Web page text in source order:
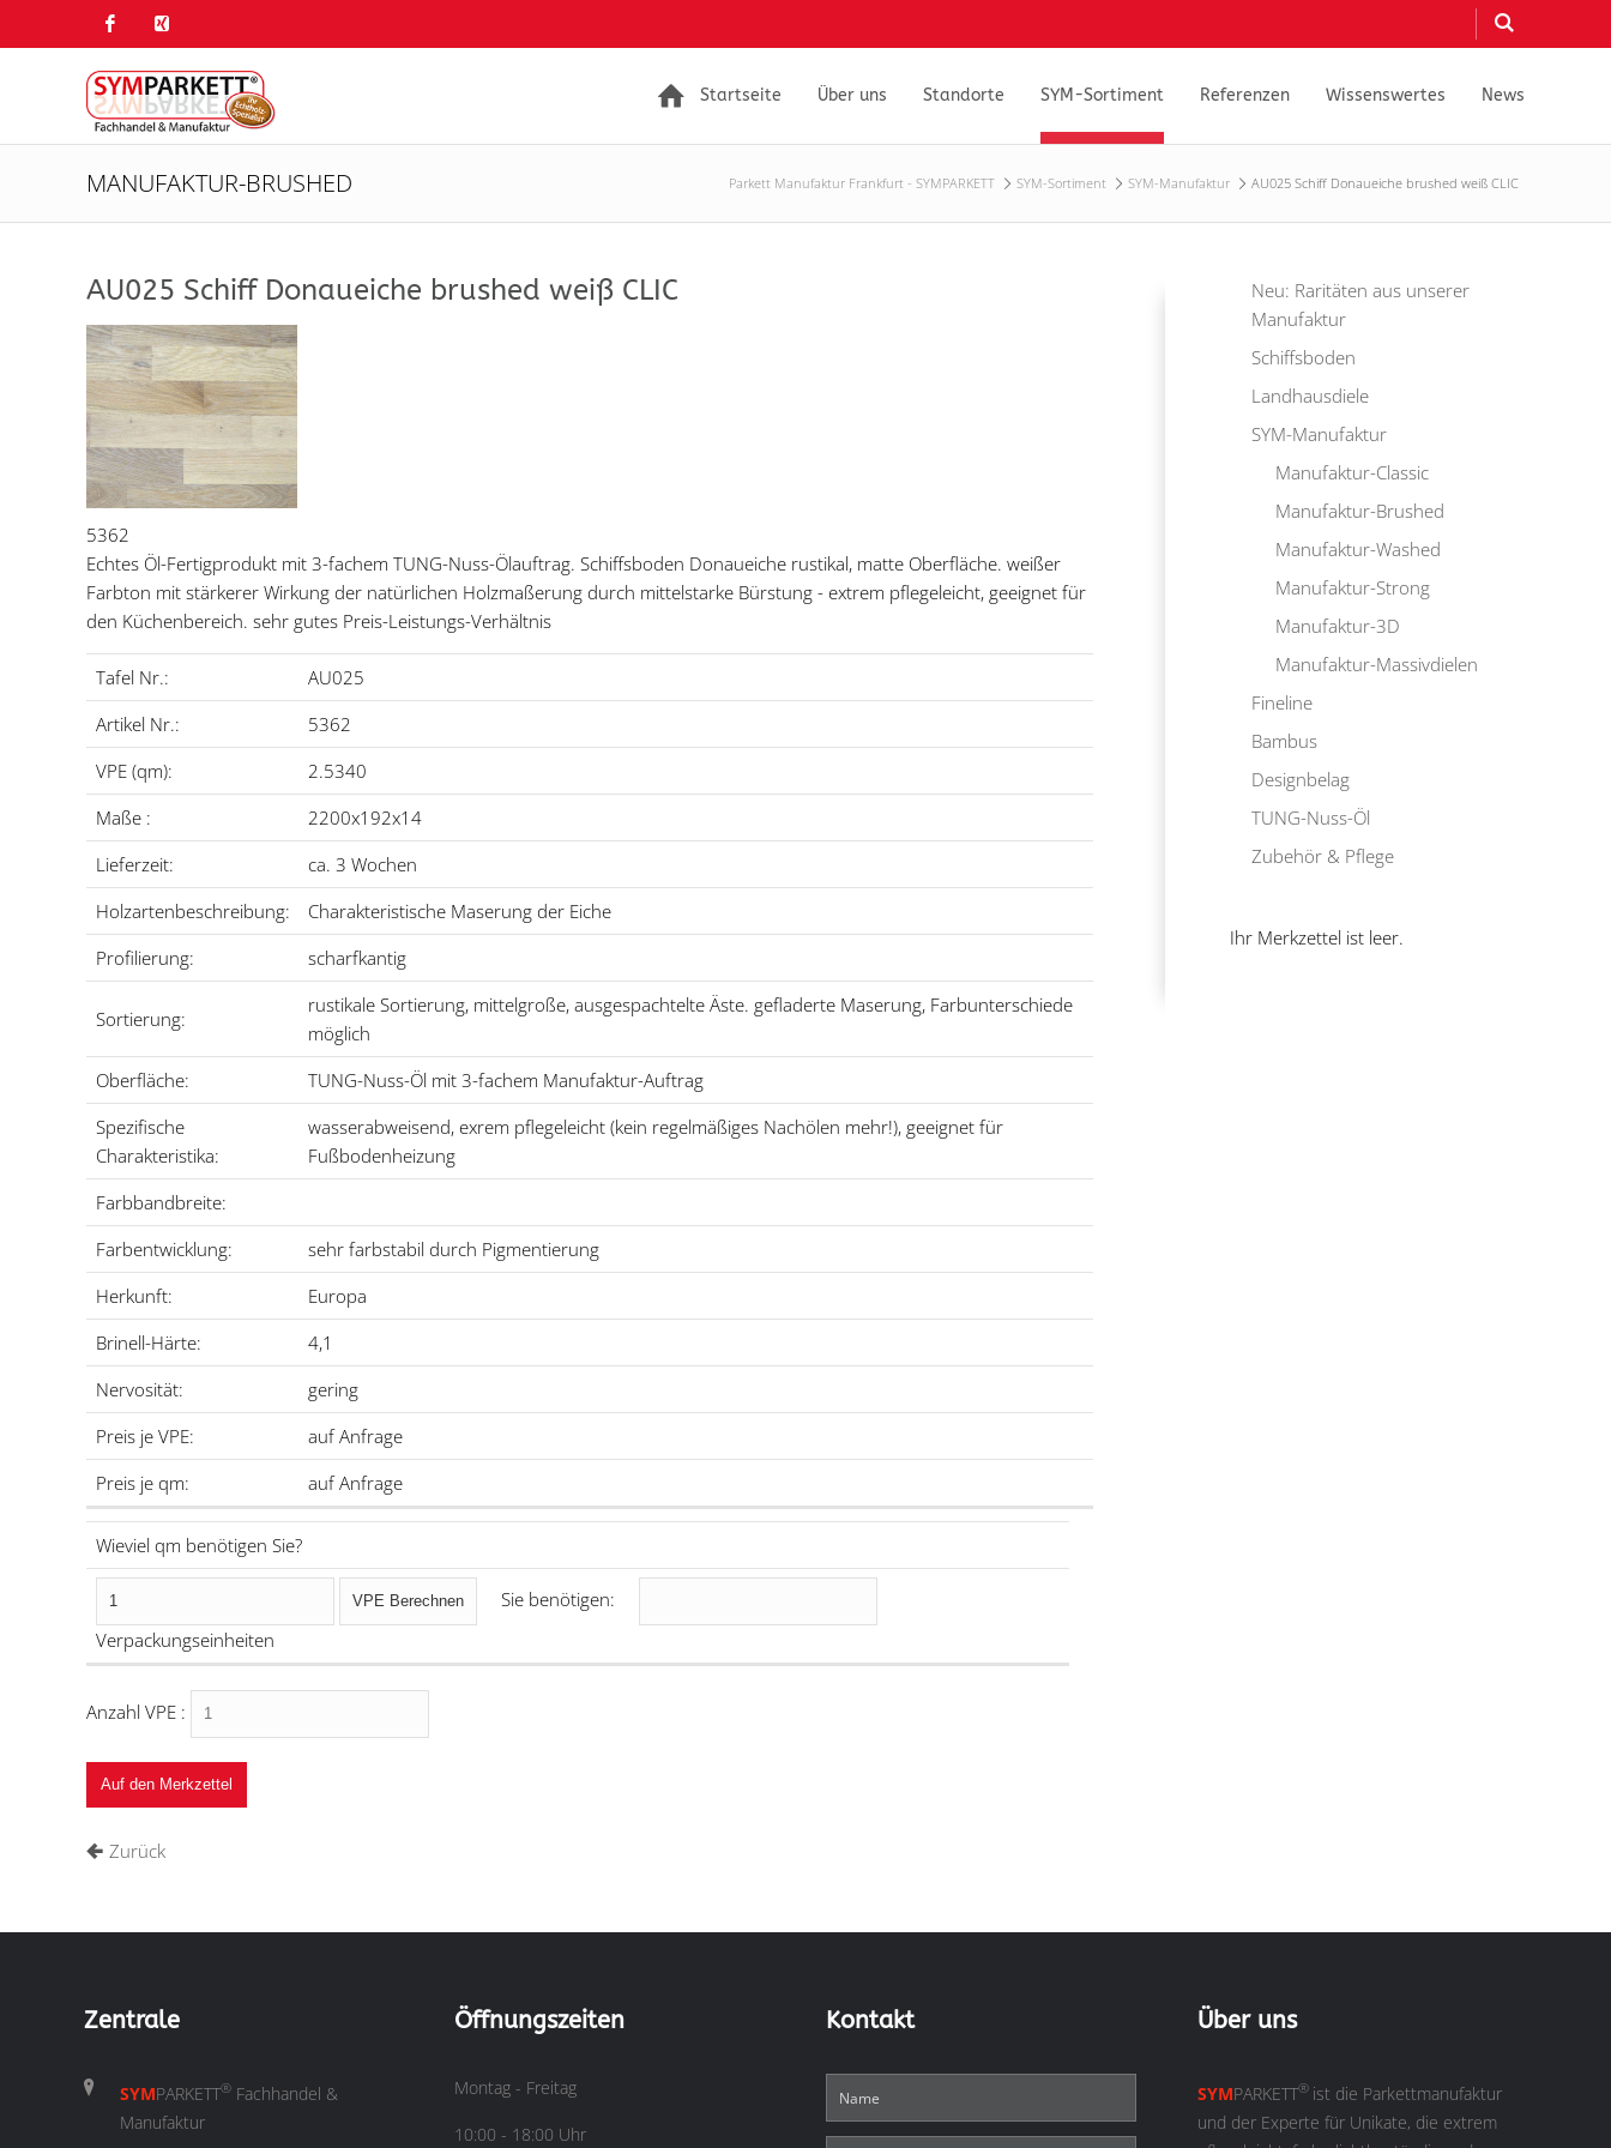
Startseite Über uns Standorte SYM-Sortiment Referenzen Wissenswertes News
Parkett Manufaktur Frankfurt - SYMPARKETT SYM-Sortiment SYM-Manufaktur AU025 Schiff Donaueiche brushed weiß CLIC
MANUFAKTUR-BRUSHED
AU025 Schiff Donaueiche brushed weiß CLIC
5362
Echtes Öl-Fertigprodukt mit 3-fachem TUNG-Nuss-Ölauftrag. Schiffsboden Donaueiche rustikal, matte Oberfläche. weißer
Farbton mit stärkerer Wirkung der natürlichen Holzmaßerung durch mittelstarke Bürstung - extrem pflegeleicht, geeignet für
den Küchenbereich. sehr gutes Preis-Leistungs-Verhältnis
Tafel Nr.:
AU025
Artikel Nr.:
5362
VPE (qm):
2.5340
Maße :
2200x192x14
Lieferzeit:
ca. 3 Wochen
Holzartenbeschreibung:
Charakteristische Maserung der Eiche
Profilierung:
scharfkantig
Sortierung:
rustikale Sortierung, mittelgroße, ausgespachtelte Äste. gefladerte Maserung, Farbunterschiede
möglich
Oberfläche:
TUNG-Nuss-Öl mit 3-fachem Manufaktur-Auftrag
Spezifische
Charakteristika:
wasserabweisend, exrem pflegeleicht (kein regelmäßiges Nachölen mehr!), geeignet für
Fußbodenheizung
Farbbandbreite:
Farbentwicklung:
sehr farbstabil durch Pigmentierung
Herkunft:
Europa
Brinell-Härte:
4,1
Nervosität:
gering
Preis je VPE:
auf Anfrage
Preis je qm:
auf Anfrage
Wieviel qm benötigen Sie?
Sie benötigen:
Verpackungseinheiten
Anzahl VPE :
Zurück
Neu: Raritäten aus unserer
Manufaktur
Schiffsboden
Landhausdiele
SYM-Manufaktur
Manufaktur-Classic
Manufaktur-Brushed
Manufaktur-Washed
Manufaktur-Strong
Manufaktur-3D
Manufaktur-Massivdielen
Fineline
Bambus
Designbelag
TUNG-Nuss-Öl
Zubehör & Pflege
Ihr Merkzettel ist leer.
Zentrale
SYMPARKETT®Fachhandel &
Manufaktur
Öffnungszeiten
Montag - Freitag
10:00 - 18:00 Uhr
Kontakt Über uns
SYMPARKETT® ist die Parkettmanufaktur
und der Experte für Unikate, die extrem